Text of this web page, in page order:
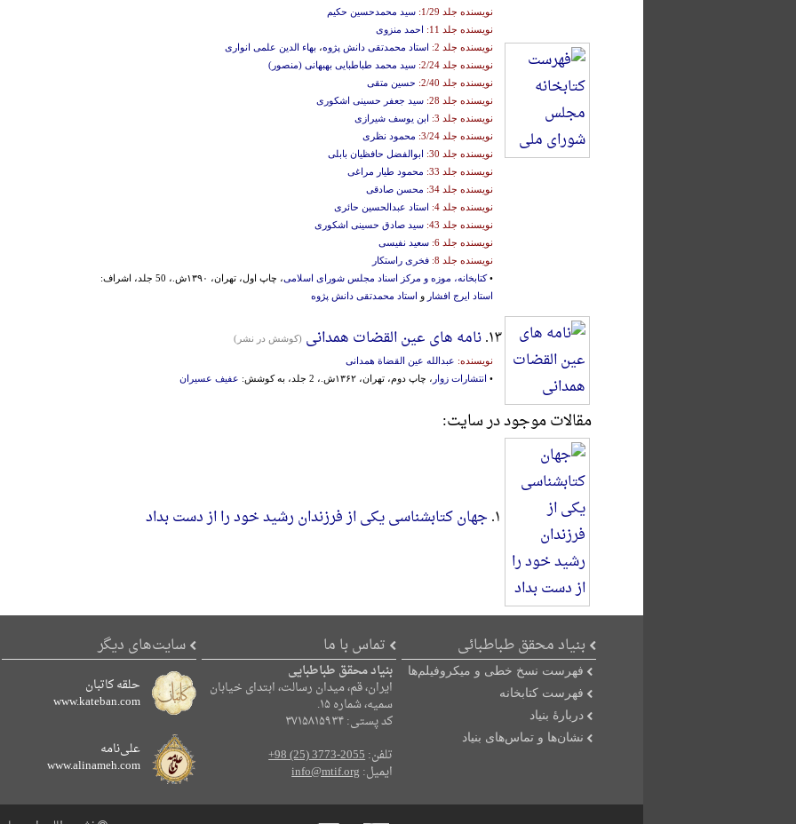
نویسنده جلد 1/29:
سید محمدحسین حکیم
نویسنده جلد 11:
احمد منزوی
نویسنده جلد 2:
استاد محمدتقی دانش پژوه، بهاء الدین علمی انواری
نویسنده جلد 2/24:
سید محمد طباطبایی بهبهانی (منصور)
نویسنده جلد 2/40:
حسین متقی
نویسنده جلد 28:
سید جعفر حسینی اشکوری
نویسنده جلد 3:
ابن یوسف شیرازی
نویسنده جلد 3/24:
محمود نظری
نویسنده جلد 30:
ابوالفضل حافظیان بابلی
نویسنده جلد 33:
محمود طیار مراغی
نویسنده جلد 34:
محسن صادقی
نویسنده جلد 4:
استاد عبدالحسین حائری
نویسنده جلد 43:
سید صادق حسینی اشکوری
نویسنده جلد 6:
سعید نفیسی
نویسنده جلد 8:
فخری راستکار
•کتابخانه، موزه و مرکز اسناد مجلس شورای اسلامی، چاپ اول، تهران، ۱۳۹۰ش.، 50 جلد، اشراف:
استاد ایرج افشار و استاد محمدتقی دانش پژوه
۱۳. نامه های عین القضات همدانی (کوشش در نشر)
نویسنده: عبدالله عین القضاة همدانی
• انتشارات زوار ، چاپ دوم، تهران، ۱۳۶۲ش.، 2 جلد، به کوشش: عفیف عسیران
مقالات موجود در سایت:
۱. جهان کتابشناسی یکی از فرزندان رشید خود را از دست بداد
بنیاد محقق طباطبائی
فهرست نسخ خطی و میکروفیلم‌ها
فهرست کتابخانه
دربارۀ بنیاد
نشان‌ها و تماس‌های بنیاد
تماس با ما
بنیاد محقق طباطبایی
ایران، قم، میدان رسالت، ابتدای خیابان
سمیه، شماره ۱۵.
کد پستی: ۳۷۱۵۸۱۵۹۳۴
تلفن:+98 (25) 3773-2055
ایمیل:info@mtif.org
سایت‌های دیگر
حلقه کاتبان
www.kateban.com
علی‌نامه
www.alinameh.com